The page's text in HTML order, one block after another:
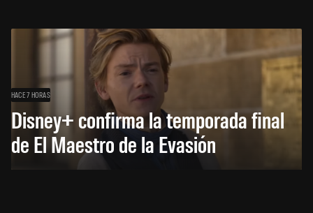
HACE 7 HORAS
Disney+ confirma la temporada final
de El Maestro de la Evasión